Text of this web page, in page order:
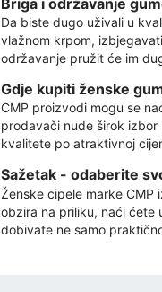
Da biste dugo uživali u
vlažnom krpom,
održavanje pružit će im
Gdje kupiti ženske
CMP proizvodi mogu se
prodavači nude širok
kvalitete po atraktivnoj
Sažetak - odaberite
Ženske cipele marke CMP
obzira na priliku, naći ćete
dobivate ne samo